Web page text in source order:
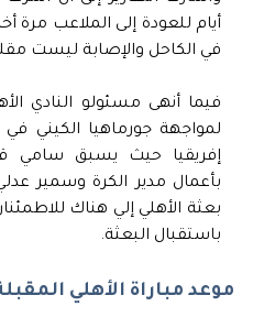
أيام للعودة إلى الملاعب مرة
في الكاحل والإصابة ليست
فيما أنهى مسئولو النادي
إفريقيا حيث يسبق سامي
بأعمال مدير الكرة وسمير عدلي
بعثة الأهلي إلي هناك
باستقبال البعثة.
موعد مباراة الأهلي